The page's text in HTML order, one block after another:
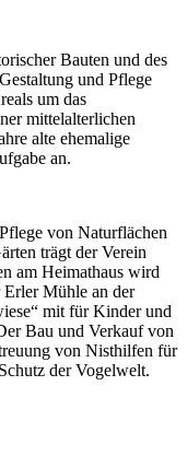
Bauten und des
und Pflege
um das
mittelalterlichen
alte ehemalige
an.
von Naturflächen
trägt der Verein
am Heimathaus wird
Mühle an der
mit für Kinder und
Bau und Verkauf von
von Nisthilfen für
der Vogelwelt.